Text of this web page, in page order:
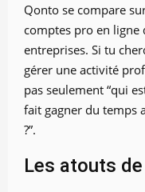
Qonto se compare
comptes pro en ligne
entreprises. Si tu
gérer une activité
pas seulement “qui
fait gagner du temps
?”.
Les atouts